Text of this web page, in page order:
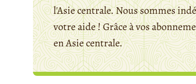
l'Asie centrale. Nous sommes
votre aide ! Grâce à vos
en Asie centrale.